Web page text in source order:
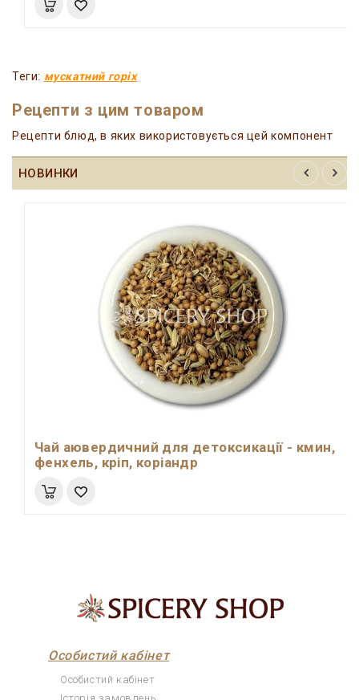
Теги: мускатний горіх
Рецепти з цим товаром
Рецепти блюд, в яких використовується цей компонент
НОВИНКИ
Чай аювердичний для детоксикації - кмин,
фенхель, кріп, коріандр
Особистий кабінет
Особистий кабінет